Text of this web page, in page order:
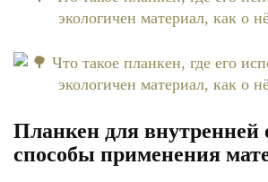
Планкен для внутренней
способы применения